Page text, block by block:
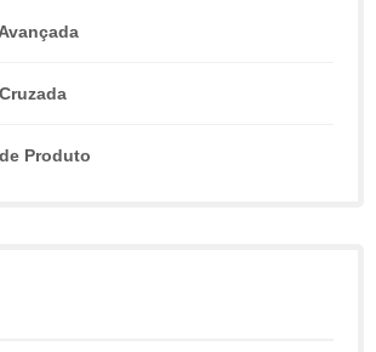
Produto